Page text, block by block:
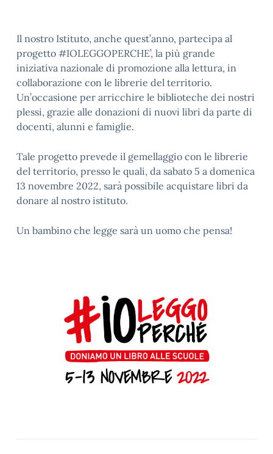
Il nostro Istituto, anche quest’anno, partecipa al
progetto #IOLEGGOPERCHE’, la più grande
iniziativa nazionale di promozione alla lettura, in
collaborazione con le librerie del territorio.
Un’occasione per arricchire le biblioteche dei nostri
plessi, grazie alle donazioni di nuovi libri da parte di
docenti, alunni e famiglie.
Tale progetto prevede il gemellaggio con le librerie
del territorio, presso le quali, da sabato 5 a domenica
13 novembre 2022, sarà possibile acquistare libri da
donare al nostro istituto.
Un bambino che legge sarà un uomo che pensa!